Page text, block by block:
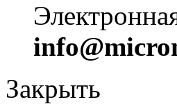
Закрыть